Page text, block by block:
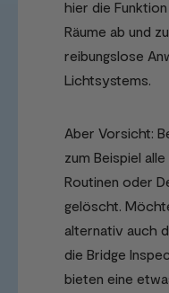
hier die Funktion
Räume ab und
reibungslose
Lichtsystems.
Aber Vorsicht:
zum Beispiel
Routinen oder
gelöscht.
alternativ auch
die Bridge
bieten eine